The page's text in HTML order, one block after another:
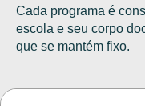
Cada programa é
escola e seu corpo
que se mantém fixo.